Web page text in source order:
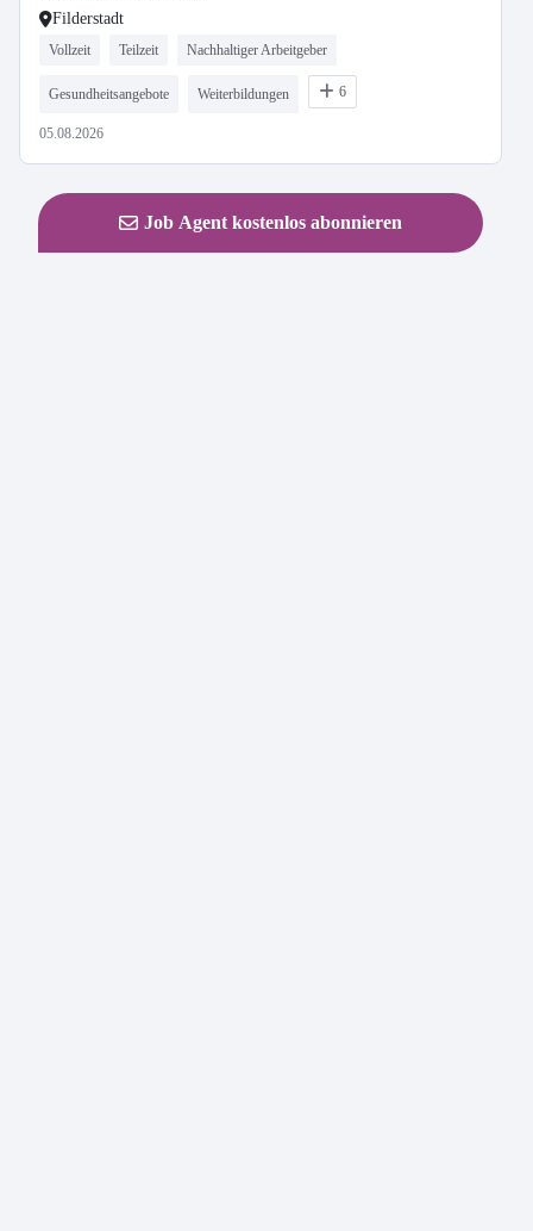
Filderstadt
Vollzeit Teilzeit Nachhaltiger Arbeitgeber
Gesundheitsangebote Weiterbildungen 6
05.08.2026
Job Agent kostenlos abonnieren